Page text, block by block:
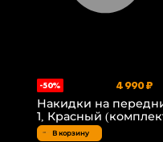
-50% 4 990 ₽
Накидки на
1, Красный
В корзину